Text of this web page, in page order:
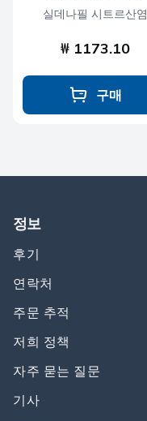
실데나필 시트르산염
₩ 1173.10
구매
정보
후기
연락처
주문 추적
저희 정책
자주 묻는 질문
기사